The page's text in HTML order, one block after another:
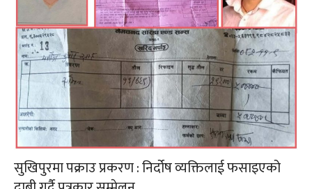
सुखिपुरमा पक्राउ प्रकरण : निर्दोष व्यक्तिलाई फसाइएको